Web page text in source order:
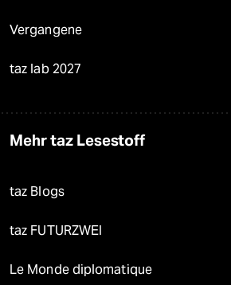
Vergangene
taz lab 2027
Mehr taz Lesestoff
taz Blogs
taz FUTURZWEI
Le Monde diplomatique